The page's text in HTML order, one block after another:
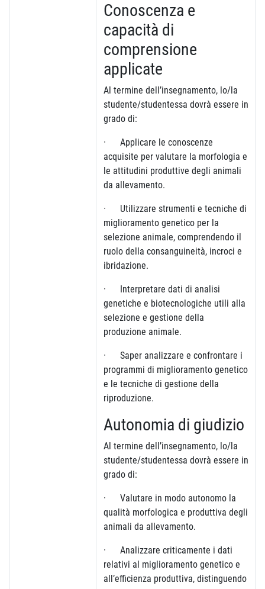
Conoscenza e
capacità di
comprensione
applicate
Al termine dell’insegnamento, lo/la
studente/studentessa dovrà essere in
grado di:
· Applicare le conoscenze
acquisite per valutare la morfologia e
le attitudini produttive degli animali
da allevamento.
· Utilizzare strumenti e tecniche di
miglioramento genetico per la
selezione animale, comprendendo il
ruolo della consanguineità, incroci e
ibridazione.
· Interpretare dati di analisi
genetiche e biotecnologiche utili alla
selezione e gestione della
produzione animale.
· Saper analizzare e confrontare i
programmi di miglioramento genetico
e le tecniche di gestione della
riproduzione.
Autonomia di giudizio
Al termine dell’insegnamento, lo/la
studente/studentessa dovrà essere in
grado di:
· Valutare in modo autonomo la
qualità morfologica e produttiva degli
animali da allevamento.
· Analizzare criticamente i dati
relativi al miglioramento genetico e
all’efficienza produttiva, distinguendo